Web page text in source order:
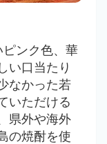
ンク色、華
い口当たり
なかった若
いただける
県外や海外
の焼酎を使